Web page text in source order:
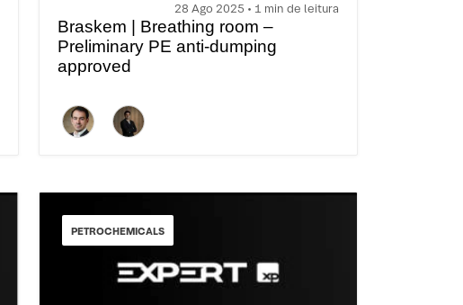
28 Ago 2025 • 1 min de leitura
Braskem | Breathing room –
Preliminary PE anti-dumping
approved
PETROCHEMICALS